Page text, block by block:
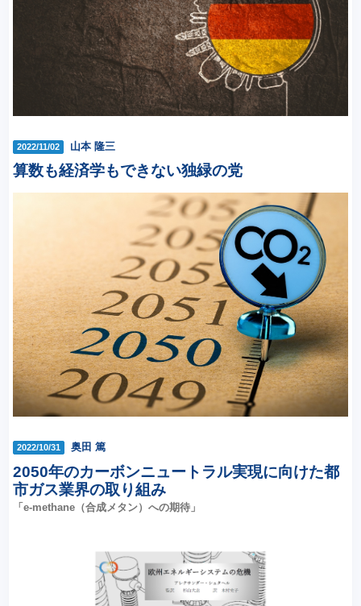
2022/11/02 山本 隆三
算数も経済学もできない独緑の党
2022/10/31 奥田 篤
2050年のカーボンニュートラル実現に向けた都
市ガス業界の取り組み
「e-methane（合成メタン）への期待」